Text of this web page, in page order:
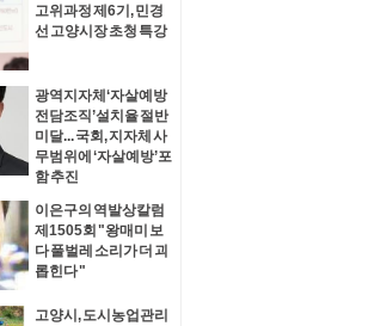
고위과정 제6기, 민경
선 고양시장 초청 특강
광역지자체‘자살예방
전담조직’설치율 절반
미달... 국회, 지자체 사
무범위에 ‘자살예방’포
함 추진
이은구의 역발상칼럼
제1505회 "왕매미 보
다 풀벌레 소리가 더 괴
롭힌다 "
고양시, 도시농업관리